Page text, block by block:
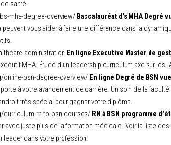
santé.
mha-degree-overview/ Baccalauréat d’s MHA Degré
vous aider à faire une différence dans la
administration En ligne Executive Master de
MHA. Étude d'un leadership curriculum axé sur les.
online-bsn-degree-overview/ En ligne Degré de BSN
à votre avancement de carrière. Un soin de la
très spécial pour gagner votre diplôme.
curriculum-rn-to-bsn-courses/ RN à BSN programme
avec juste plus de la formation médicale. Voir la liste
leader dans votre profession.